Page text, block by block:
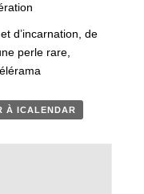
d’incarnation, de
perle rare,
À ICALENDAR